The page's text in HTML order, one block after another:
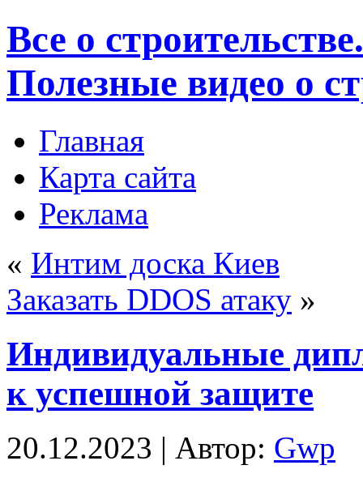
Все о
Полезные видео о
Главная
Карта сайта
Реклама
« Интим доска Киев
Заказать DDOS атаку »
Индивидуальные
к успешной защите
20.12.2023 | Автор: Gwp